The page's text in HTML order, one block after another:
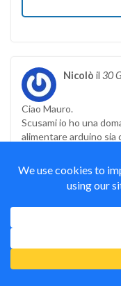
Nicolò il 30
Ciao Mauro.
Scusami io ho una
alimentare arduino
caricando intanto la
possibile farlo?
arduino con il pin Vin
utilizzata in automatico
Mauro